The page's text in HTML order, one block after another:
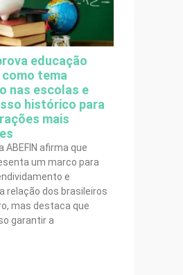
educação
tema
nas escolas e
histórico para
mais
ABEFIN afirma que
um marco para
e
relação dos brasileiros
mas destaca que
garantir a